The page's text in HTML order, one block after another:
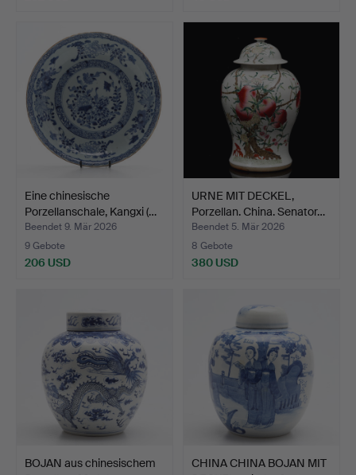
Eine chinesische
Porzellanschale, Kangxi (…
Beendet 9. Mär 2026
9 Gebote
206 USD
URNE MIT DECKEL,
Porzellan. China. Senator…
Beendet 5. Mär 2026
8 Gebote
380 USD
BOJAN aus chinesischem
CHINA CHINA BOJAN MIT